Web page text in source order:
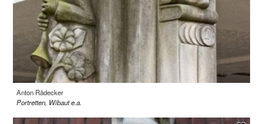
Anton Rädecker
Portretten, Wibaut e.a.